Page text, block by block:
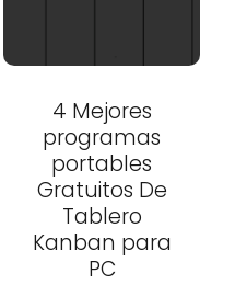
4 Mejores
programas
portables
Gratuitos De
Tablero
Kanban para
PC